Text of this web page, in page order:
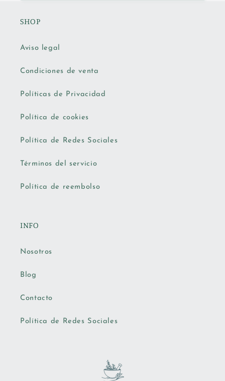
SHOP
Aviso legal
Condiciones de venta
Políticas de Privacidad
Política de cookies
Política de Redes Sociales
Términos del servicio
Política de reembolso
INFO
Nosotros
Blog
Contacto
Política de Redes Sociales